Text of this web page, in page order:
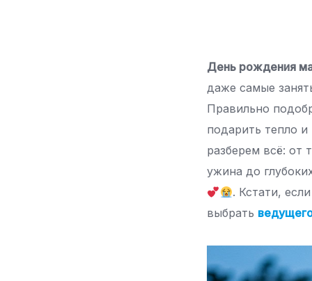
День рождения
даже самые
Правильно
подарить тепло
разберем всё: от
ужина до
. Кстати,
выбрать